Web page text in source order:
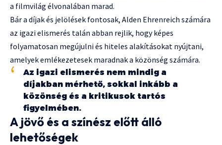
a filmvilág élvonalában marad.
Bár a díjak és jelölések fontosak, Alden Ehrenreich számára
az igazi elismerés talán abban rejlik, hogy képes
folyamatosan megújulni és hiteles alakításokat nyújtani,
amelyek emlékezetesek maradnak a közönség számára.
Az igazi elismerés nem mindig a
díjakban mérhető, sokkal inkább a
közönség és a kritikusok tartós
figyelmében.
A jövő és a színész előtt álló
lehetőségek